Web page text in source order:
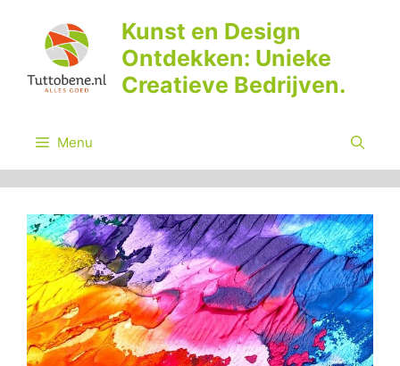
inhoud
Kunst en Design
Ontdekken: Unieke
Creatieve Bedrijven.
Menu